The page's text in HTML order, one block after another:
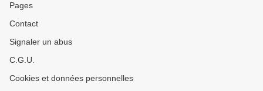
Pages
Contact
Signaler un abus
C.G.U.
Cookies et données personnelles